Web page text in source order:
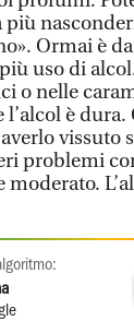
più
Ormai è
uso di
o nelle
è dura.
vissuto
problemi